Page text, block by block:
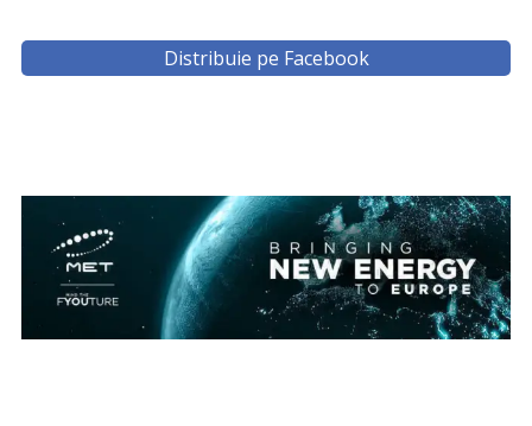
Distribuie pe Facebook